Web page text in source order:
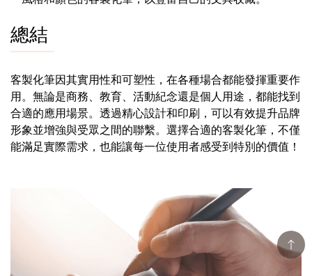
總結
客製化筆因其實用性和可塑性，在各種場合都能發揮重要作
用。無論是商務、教育、活動紀念還是個人用途，都能找到
合適的應用場景。透過精心設計和印刷，可以有效提升品牌
形象並增強與受眾之間的聯繫。選擇合適的客製化筆，不僅
能滿足實際需求，也能讓每一位使用者感受到特別的價值！